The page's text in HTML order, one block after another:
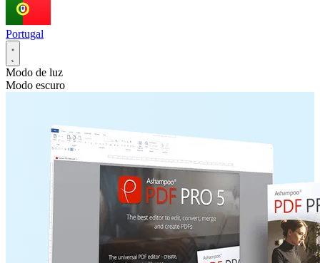
Portugal
Modo de luz
Modo escuro